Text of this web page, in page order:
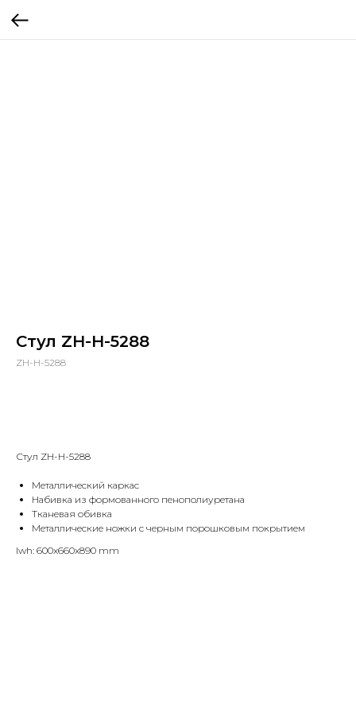
Стул ZH-H-5288
ZH-H-5288
Стул ZH-H-5288
Металлический каркас
Набивка из формованного пенополиуретана
Тканевая обивка
Металлические ножки с черным порошковым покрытием
lwh: 600x660x890 mm